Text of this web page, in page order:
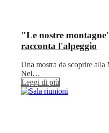
"Le nostre
racconta l'alpeggio
Una mostra da scoprire
Nel…
Leggi di più